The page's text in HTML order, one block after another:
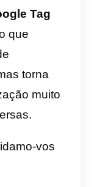
seguir
do
método fácil e
o parâmetro